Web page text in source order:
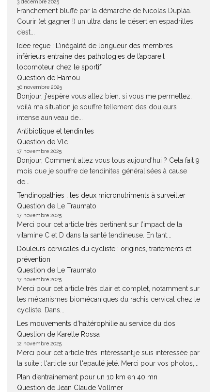
3 décembre 2025
Franchement bluffé par la démarche de Nicolas Duplàa.
Courir (et gagner !) un ultra dans le désert en espadrilles,
c’est...
Idée reçue : L’inégalité de longueur des membres
inférieurs entraine des pathologies de l’appareil
locomoteur chez le sportif
Question de Hamou
30 novembre 2025
Bonjour, j'espère vous allez bien. si vous me permettez.
voilà ma situation je souffre tellement des douleurs
intense auniveau de...
Antibiotique et tendinites
Question de Vlc
17 novembre 2025
Bonjour, Comment allez vous tous aujourd'hui ? Cela fait 9
mois que je souffre de tendinites généralisées à cause
de...
Tendinopathies : les deux micronutriments à surveiller
Question de Le Traumato
17 novembre 2025
Merci pour cet article très pertinent sur l’impact de la
vitamine C et D dans la santé tendineuse. En tant...
Douleurs cervicales du cycliste : origines, traitements et
prévention
Question de Le Traumato
17 novembre 2025
Merci pour cet article très clair et complet, notamment sur
les mécanismes biomécaniques du rachis cervical chez le
cycliste. Dans...
Les mouvements d’haltérophilie au service du dos
Question de Karelle Rossa
12 novembre 2025
Merci pour cet article très intéressant.je suis intéressée par
la suite : l'article sur l'epaulé jeté. Merci pour vos photos,...
Plan d’entraînement pour un 10 km en 40 mn
Question de Jean Claude Vollmer